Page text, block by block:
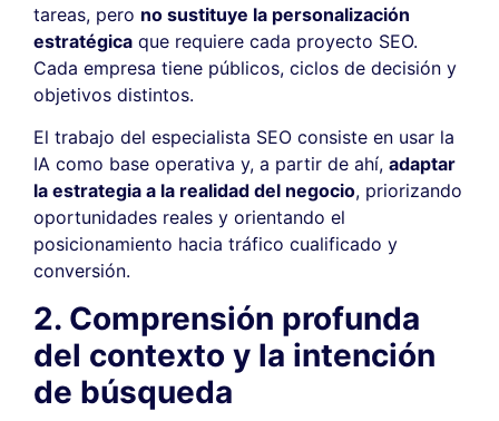
tareas, pero no sustituye la personalización
estratégica que requiere cada proyecto SEO.
Cada empresa tiene públicos, ciclos de decisión y
objetivos distintos.
El trabajo del especialista SEO consiste en usar la
IA como base operativa y, a partir de ahí, adaptar
la estrategia a la realidad del negocio, priorizando
oportunidades reales y orientando el
posicionamiento hacia tráfico cualificado y
conversión.
2. Comprensión profunda
del contexto y la intención
de búsqueda